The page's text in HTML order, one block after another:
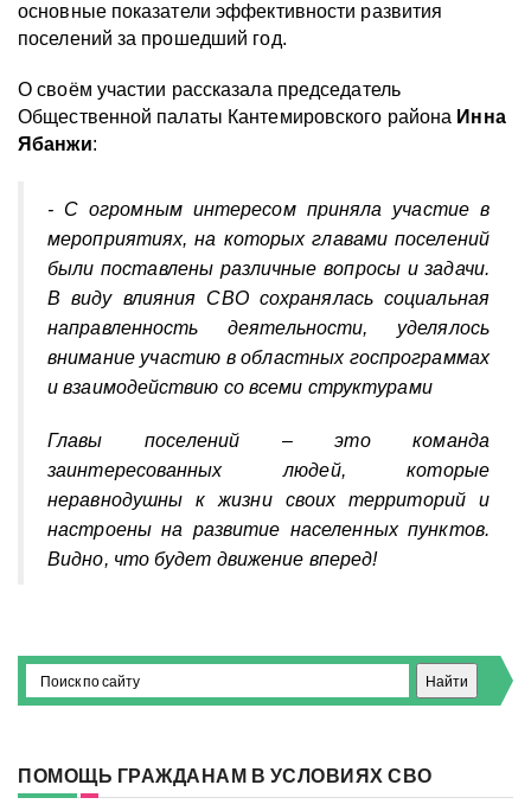
основные показатели эффективности развития
поселений за прошедший год.
О своём участии рассказала председатель
Общественной палаты Кантемировского района Инна
Ябанжи:
- С огромным интересом приняла участие в
мероприятиях, на которых главами поселений
были поставлены различные вопросы и задачи.
В виду влияния СВО сохранялась социальная
направленность деятельности, уделялось
внимание участию в областных госпрограммах
и взаимодействию со всеми структурами
Главы поселений – это команда
заинтересованных людей, которые
неравнодушны к жизни своих территорий и
настроены на развитие населенных пунктов.
Видно, что будет движение вперед!
ПОМОЩЬ ГРАЖДАНАМ В УСЛОВИЯХ СВО